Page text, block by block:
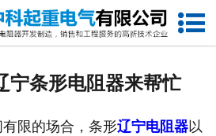
网站首页
宁条形电阻器来帮忙
限的场合，条形辽宁电阻器以